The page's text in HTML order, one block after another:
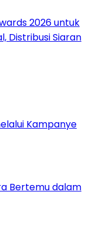
2026 untuk
Distribusi Siaran
Kampanye
Bertemu dalam